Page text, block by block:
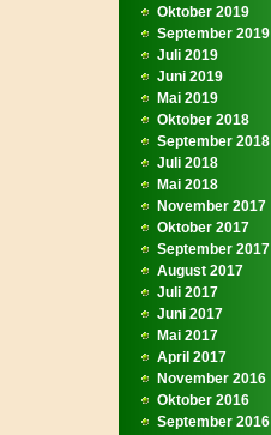
Oktober 2019
September 2019
Juli 2019
Juni 2019
Mai 2019
Oktober 2018
September 2018
Juli 2018
Mai 2018
November 2017
Oktober 2017
September 2017
August 2017
Juli 2017
Juni 2017
Mai 2017
April 2017
November 2016
Oktober 2016
September 2016